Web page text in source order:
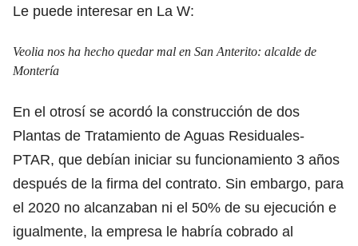
Le puede interesar en La W:
Veolia nos ha hecho quedar mal en San Anterito: alcalde de
Montería
En el otrosí se acordó la construcción de dos
Plantas de Tratamiento de Aguas Residuales-
PTAR, que debían iniciar su funcionamiento 3 años
después de la firma del contrato. Sin embargo, para
el 2020 no alcanzaban ni el 50% de su ejecución e
igualmente, la empresa le habría cobrado al